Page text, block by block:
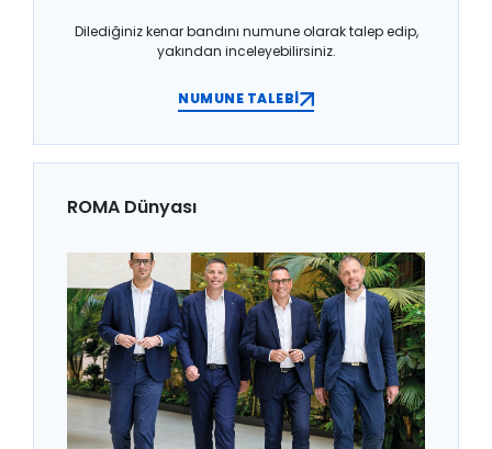
Dilediğiniz kenar bandını numune olarak talep edip,
yakından inceleyebilirsiniz.
NUMUNE TALEBİ
ROMA Dünyası